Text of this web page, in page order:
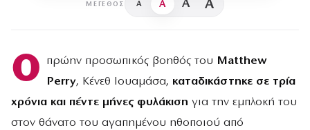
ΜΈΓΕΘΟΣ A A A A
Ο πρώην προσωπικός βοηθός του Matthew
Perry, Κένεθ Ιουαμάσα, καταδικάστηκε σε τρία
χρόνια και πέντε μήνες φυλάκιση για την εμπλοκή του
στον θάνατο του αγαπημένου ηθοποιού από